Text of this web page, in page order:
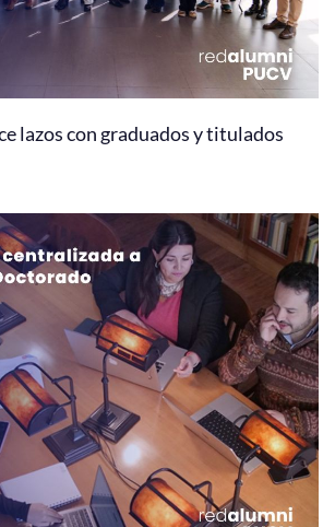
lazos con graduados y titulados